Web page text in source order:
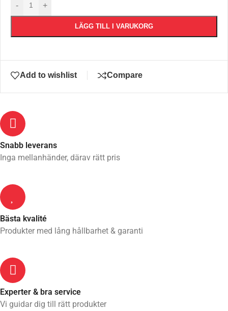
- +
LÄGG TILL I VARUKORG
Add to wishlist Compare
Snabb leverans​
Inga mellanhänder, därav rätt pris
Bästa kvalité
Produkter med lång hållbarhet & garanti
Experter & bra service
Vi guidar dig till rätt produkter